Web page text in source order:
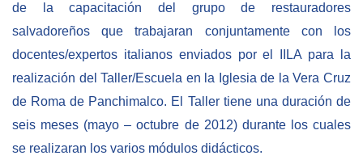
de la capacitación del grupo de restauradores
salvadoreños que trabajaran conjuntamente con los
docentes/expertos italianos enviados por el IILA para la
realización del Taller/Escuela en la Iglesia de la Vera Cruz
de Roma de Panchimalco. El Taller tiene una duración de
seis meses (mayo – octubre de 2012) durante los cuales
se realizaran los varios módulos didácticos.